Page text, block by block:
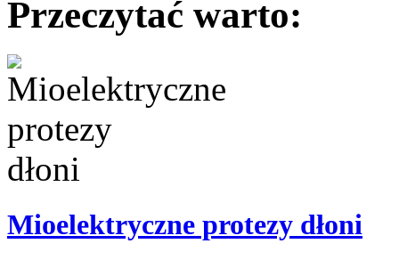
Przeczytać warto:
Mioelektryczne protezy dłoni